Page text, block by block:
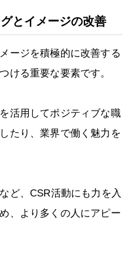
とイメージの改善
ージを積極的に改善する
ける重要な要素です。
活用してポジティブな職
たり、業界で働く魅力を
ど、CSR活動にも力を入
、より多くの人にアピー